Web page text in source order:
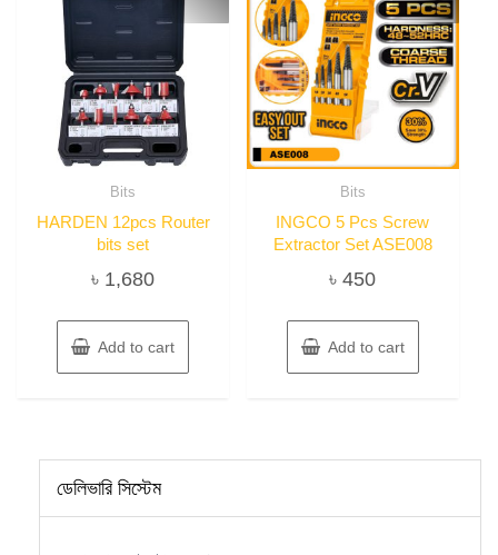
Bits
HARDEN 12pcs Router
bits set
৳ 1,680
Add to cart
Bits
INGCO 5 Pcs Screw
Extractor Set ASE008
৳450
Add to cart
ডেলিভারি সিস্টেম